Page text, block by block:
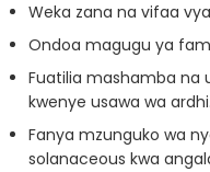
Weka zana na vifaa
Ondoa magugu ya
Fuatilia mashamba na
kwenye usawa wa ardhi.
Fanya mzunguko wa
solanaceous kwa